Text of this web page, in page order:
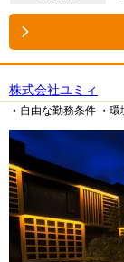
株式会社ユミィ
・自由な勤務条件 ・